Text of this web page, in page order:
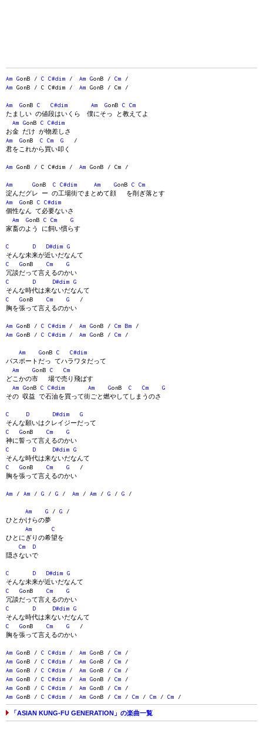
Am GonB / C C#dim / Am GonB / Cm /
Am GonB / C C#dim / Am GonB / Cm /
Am GonB C C#dim Am GonB C
Cm
たましい の値段はいくら 僕にそっ と教えてよ
Am
GonB C
C#dim
お金 だけ が物差しさ
Am
GonB C Cm G /
君をこれから買い叩く
Am GonB / C C#dim / Am GonB / Cm /
Am GonB C C#dim Am GonB C
Cm
淀んだグレ ー の工場街でまとめて顔 を削ぎ落とす
Am
GonB C
C#dim
個性なん て必要ないさ
Am
GonB C Cm
G
家畜のよう に飼い慣らす
C D D#dim
G
そんな未来が近いだなんて
C
GonB Cm
G
冗談だって言えるのかい
C
D D#dim
G
そんな時代は来ないだなんて
C
GonB Cm G /
胸を張って言えるのかい
Am GonB / C C#dim / Am GonB / Cm Bm /
Am
GonB / C C#dim / Am GonB / Cm /
Am GonB C
C#dim
パスポートだっ てハラワタだって
Am
GonB C
Cm
どこかの市 場で売り飛ばす
Am
GonB C C#dim Am GonB C Cm
G
その 収益 で石油を買って街ごと燃やしてしまうのさ
C D D#dim
G
そんな願いはクレイジーだって
C
GonB Cm
G
神に誓って言えるのかい
C
D D#dim
G
そんな時代は来ないだなんて
C
GonB Cm G /
胸を張って言えるのかい
Am / Am / G / G / Am / Am / G / G /
Am G / G /
ひとかけらの夢
Am
C
ひとにぎりの希望を
Cm
D
隠さないで
C D D#dim
G
そんな未来が近いだなんて
C
GonB Cm
G
冗談だって言えるのかい
C
D D#dim
G
そんな時代は来ないだなんて
C
GonB Cm G /
胸を張って言えるのかい
Am GonB / C C#dim / Am GonB / Cm /
Am
GonB / C C#dim / Am GonB / Cm /
Am
GonB / C C#dim / Am GonB / Cm /
Am
GonB / C C#dim / Am GonB / Cm /
Am
GonB / C C#dim / Am GonB / Cm /
Am
GonB / C C#dim / Am GonB / Cm / Cm / Cm / Cm /
「ASIAN KUNG-FU GENERATION」の楽曲一覧